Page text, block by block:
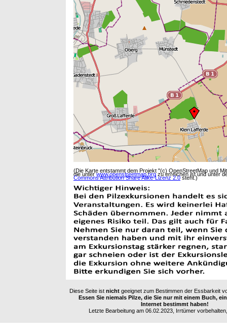
(Die Karte entstammt dem Projekt "(c) OpenStreetMap und
die unterwww.openstreetmap.orgzu erreichen ist und unter
Commons Attribution Share Alike-Lizenz 2.0steht.)
Diese Seite ist nichtgeeignet zum Bestimmen der Essbarkeit
Essen Sie niemals Pilze, die Sie nur mit einem Buch,
Internet bestimmt haben!
Letzte Bearbeitung am 06.02.2023, Irrtümer